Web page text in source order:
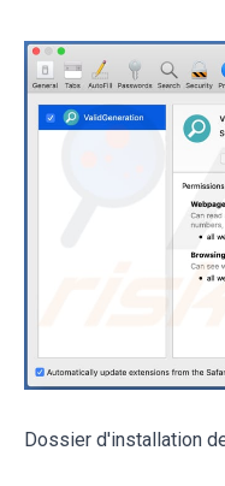
Dossier d'installation